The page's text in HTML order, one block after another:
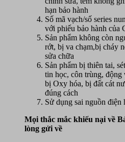
hạn bảo hành
Số mã vạch/số series
với phiếu bảo hành của
Sản phẩm không còn
rớt, bị va chạm,bị cháy
sửa chữa
Sản phẩm bị thiên tai,
tin học, côn trùng, động
bị Oxy hóa, bị đất cát
đúng cách
Sử dụng sai nguồn điện
Mọi thắc mắc khiếu nại về
lòng gửi về